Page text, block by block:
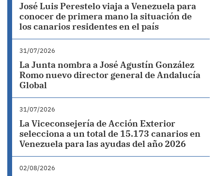
José Luis Perestelo viaja a Venezuela para
conocer de primera mano la situación de
los canarios residentes en el país
31/07/2026
La Junta nombra a José Agustín González
Romo nuevo director general de Andalucía
Global
31/07/2026
La Viceconsejería de Acción Exterior
selecciona a un total de 15.173 canarios en
Venezuela para las ayudas del año 2026
02/08/2026